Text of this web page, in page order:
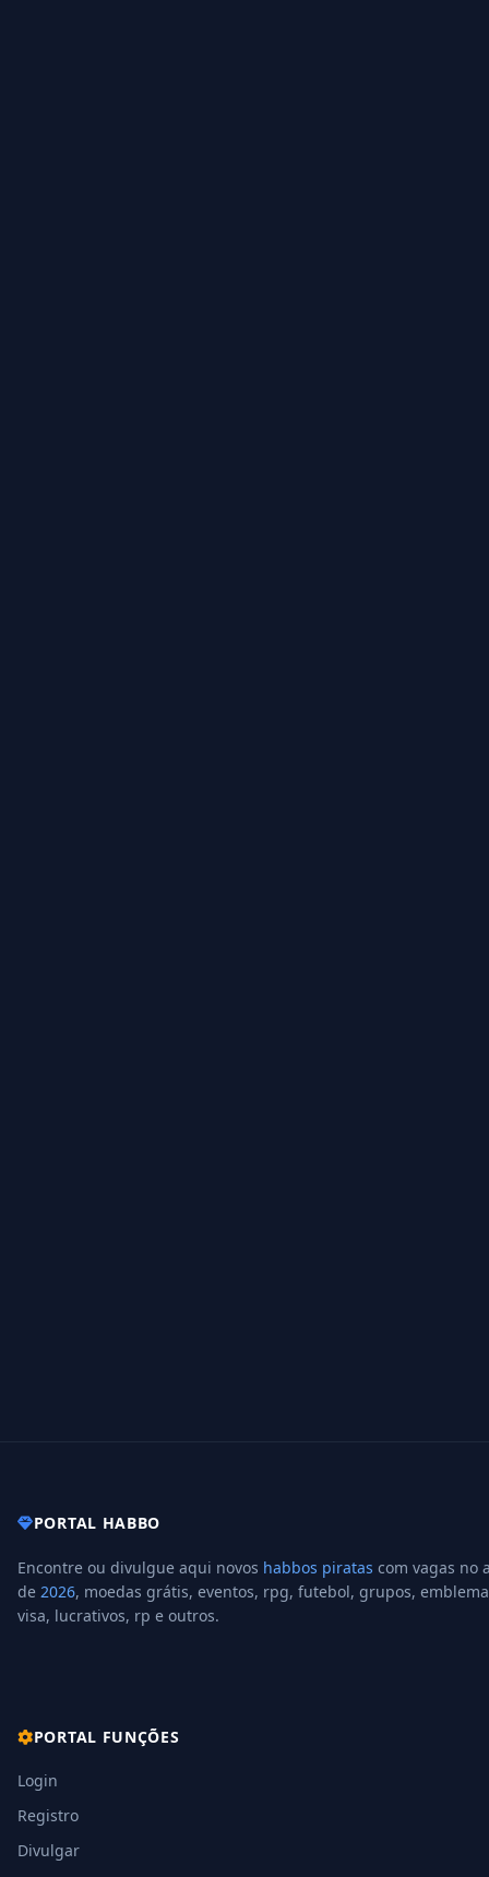
PORTAL HABBO
Encontre ou divulgue aqui novos habbos piratas com vagas no
de 2026, moedas grátis, eventos, rpg, futebol, grupos,
visa, lucrativos, rp e outros.
PORTAL FUNÇÕES
Login
Registro
Divulgar